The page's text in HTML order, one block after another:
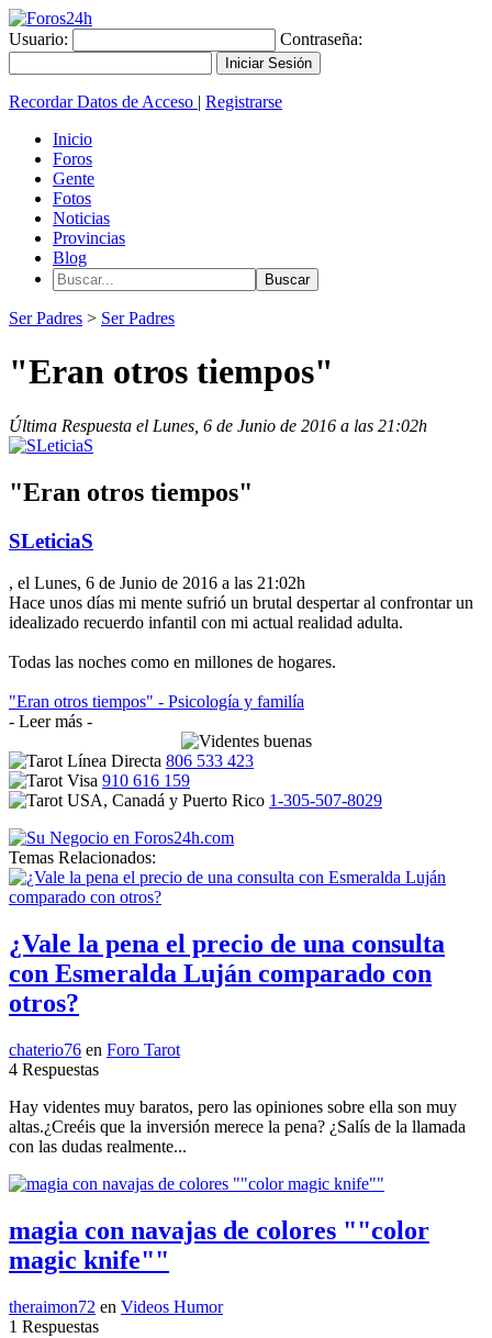
Usuario: Contraseña:
Recordar Datos de Acceso | Registrarse
Inicio
Foros
Gente
Fotos
Noticias
Provincias
Blog
Ser Padres > Ser Padres
"Eran otros tiempos"
Última Respuesta el Lunes, 6 de Junio de 2016 a las 21:02h
"Eran otros tiempos"
SLeticiaS
, el Lunes, 6 de Junio de 2016 a las 21:02h
Hace unos días mi mente sufrió un brutal despertar al confrontar un
idealizado recuerdo infantil con mi actual realidad adulta.
Todas las noches como en millones de hogares.
"Eran otros tiempos" - Psicología y familía
- Leer más -
806 533 423
910 616 159
1-305-507-8029
Temas Relacionados:
¿Vale la pena el precio de una consulta
con Esmeralda Luján comparado con
otros?
chaterio76 en Foro Tarot
4 Respuestas
Hay videntes muy baratos, pero las opiniones sobre ella son muy
altas.¿Creéis que la inversión merece la pena? ¿Salís de la llamada
con las dudas realmente...
magia con navajas de colores ""color
magic knife""
theraimon72 en Videos Humor
1 Respuestas